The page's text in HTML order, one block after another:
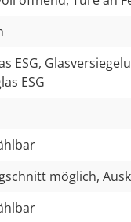
ESG,
ESG
möglich,